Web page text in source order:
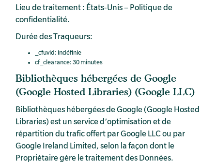
Lieu de traitement : États-Unis – Politique de
confidentialité.
Durée des Traqueurs:
_cfuvid: indéfinie
cf_clearance: 30 minutes
Bibliothèques hébergées de Google
(Google Hosted Libraries) (Google LLC)
Bibliothèques hébergées de Google (Google Hosted
Libraries) est un service d’optimisation et de
répartition du trafic offert par Google LLC ou par
Google Ireland Limited, selon la façon dont le
Propriétaire gère le traitement des Données.